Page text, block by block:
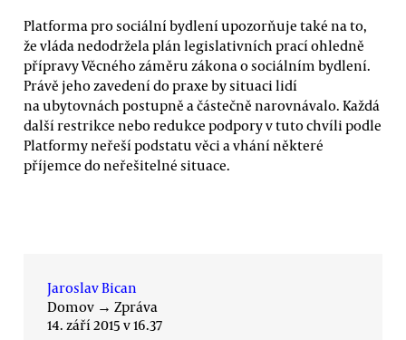
Platforma pro sociální bydlení upozorňuje také na to,
že vláda nedodržela plán legislativních prací ohledně
přípravy Věcného záměru zákona o sociálním bydlení.
Právě jeho zavedení do praxe by situaci lidí
na ubytovnách postupně a částečně narovnávalo. Každá
další restrikce nebo redukce podpory v tuto chvíli podle
Platformy neřeší podstatu věci a vhání některé
příjemce do neřešitelné situace.
Jaroslav Bican
Domov → Zpráva
14. září 2015 v 16.37